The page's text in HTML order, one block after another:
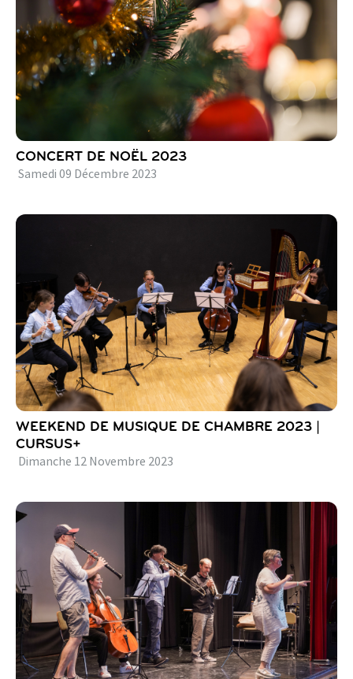
CONCERT DE NOËL 2023
Samedi 09 Décembre 2023
WEEKEND DE MUSIQUE DE CHAMBRE 2023 |
CURSUS+
Dimanche 12 Novembre 2023